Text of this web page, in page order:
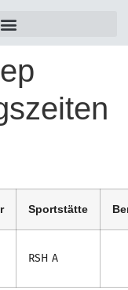
Sportstätte
RSH A